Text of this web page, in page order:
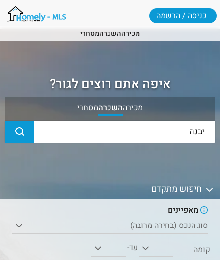
מכירההשכרהמסחרי
כניסה / הרשמה
איפה אתם רוצים לגור?
מכירההשכרהמסחרי
חיפוש מתקדם
מאפיינים
סוג הנכס (בחירה מרובה)
קומה
עד-